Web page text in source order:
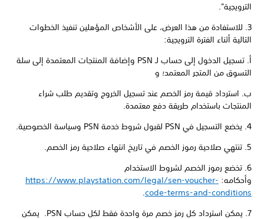
الترويجية".
3. للاستفادة من هذا العرض، على الأشخاص المؤهلين تنفيذ الخطوات
التالية أثناء الفترة الترويجية:
أ. تسجيل الدخول إلى حساب لـ PSN وإضافة المنتجات المعتمدة إلى سلة
التسوق من المتجر المعتمد؛ و
ب. استرداد قيمة رمز الخصم عند تسجيل الخروج وتقديم طلب شراء
المنتجات باستخدام طريقة دفع معتمدة.
4. يخضع التسجيل في PSN لقبول شروط خدمة PSN وسياسة الخصوصية.
5. تنتهي صلاحية رموز الخصم في تاريخ انتهاء صلاحية رمز الخصم.
6. تخضع رموز الخصم لشروط الاستخدام
وأحكامه: https://www.playstation.com/legal/sen-voucher-
code-terms-and-conditions
.
7. يمكن استرداد كل رمز خصم مرة واحدة فقط لكل حساب PSN. يمكن